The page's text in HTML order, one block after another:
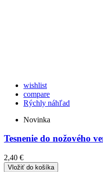
wishlist
compare
Rýchly náhľad
Novinka
Tesnenie do nožového
2,40 €
Vložiť do košíka